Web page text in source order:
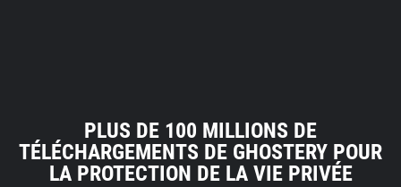
PLUS DE 100 MILLIONS DE
TÉLÉCHARGEMENTS DE GHOSTERY POUR
LA PROTECTION DE LA VIE PRIVÉE